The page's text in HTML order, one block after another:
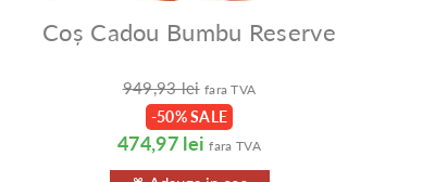
Coș Cadou Bumbu Reserve
949,93 lei fara TVA
-50% SALE
474,97 lei fara TVA